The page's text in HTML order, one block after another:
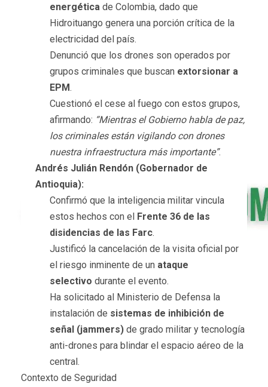
energética de Colombia, dado que
Hidroituango genera una porción crítica de la
electricidad del país.
Denunció que los drones son operados por
grupos criminales que buscan extorsionar a
EPM.
Cuestionó el cese al fuego con estos grupos,
afirmando: “Mientras el Gobierno habla de paz,
los criminales están vigilando con drones
nuestra infraestructura más importante”.
Andrés Julián Rendón (Gobernador de
Antioquia):
Confirmó que la inteligencia militar vincula
estos hechos con el Frente 36 de las
disidencias de las Farc.
Justificó la cancelación de la visita oficial por
el riesgo inminente de un ataque
selectivo durante el evento.
Ha solicitado al Ministerio de Defensa la
instalación de sistemas de inhibición de
señal (jammers) de grado militar y tecnología
anti-drones para blindar el espacio aéreo de la
central.
Contexto de Seguridad